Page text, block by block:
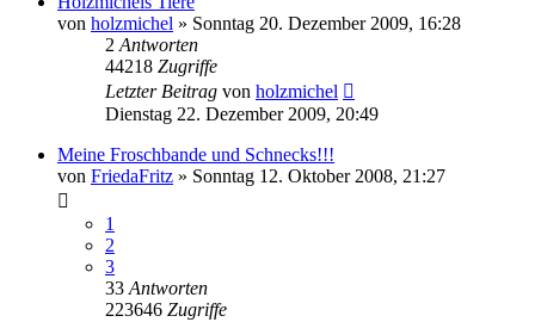
von holzmichel » Sonntag 20. Dezember 2009, 16:28
2 Antworten
44218 Zugriffe
Letzter Beitrag von holzmichel
Dienstag 22. Dezember 2009, 20:49
Meine Froschbande und Schnecks!!!
von FriedaFritz » Sonntag 12. Oktober 2008, 21:27
1
2
3
33 Antworten
223646 Zugriffe